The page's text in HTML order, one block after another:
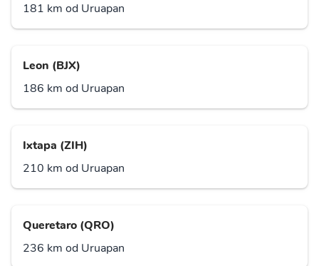
181 km od Uruapan
Leon (BJX)
186 km od Uruapan
Ixtapa (ZIH)
210 km od Uruapan
Queretaro (QRO)
236 km od Uruapan